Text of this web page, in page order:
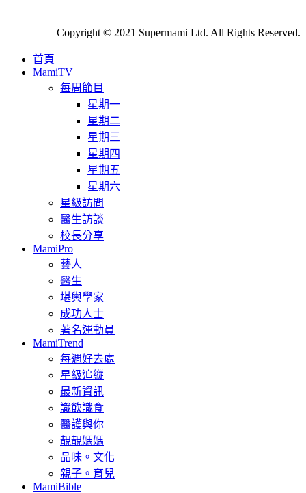
Copyright © 2021 Supermami Ltd. All Rights Reserved.
首頁
MamiTV
每周節目
星期一
星期二
星期三
星期四
星期五
星期六
星級訪問
醫生訪談
校長分享
MamiPro
藝人
醫生
堪輿學家
成功人士
著名運動員
MamiTrend
每週好去處
星級追縱
最新資訊
識飲識食
醫護與你
靚靚媽媽
品味。文化
親子。育兒
MamiBible